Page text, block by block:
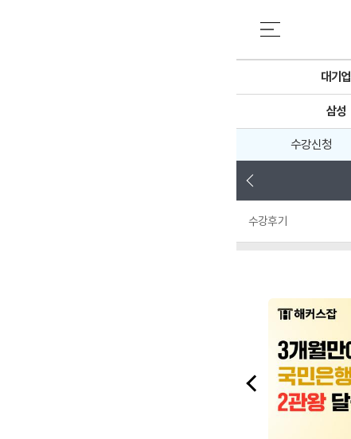
대기업
삼성
수강신청
수강후기
Previous